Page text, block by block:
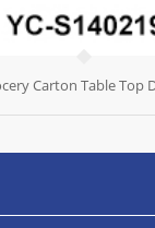
Carton Table Top